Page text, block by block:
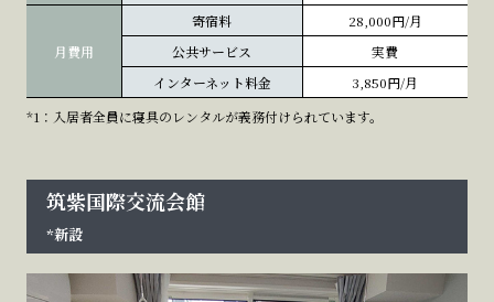
月費用
寄宿料
28,000円/月
公共サービス
実費
インターネット料金
3,850円/月
*1：入居者全員に寝具のレンタルが義務付けられています。
筑紫国際交流会館
*新設